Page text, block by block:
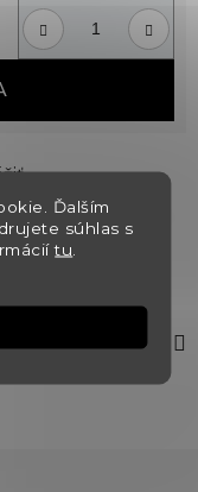
Ďalším
súhlas s
tu